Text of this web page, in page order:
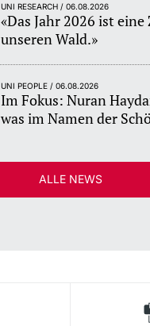
UNI RESEARCH / 06.08.2026
«Das Jahr 2026 ist
unseren Wald.»
UNI PEOPLE / 06.08.2026
Im Fokus: Nuran
was im Namen der
ALLE NEWS